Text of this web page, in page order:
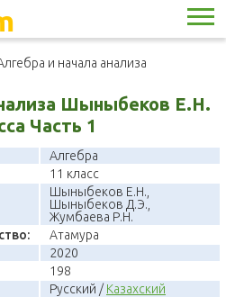
и начала анализа
Шыныбеков Е.Н.
Часть 1
Алгебра
11 класс
Шыныбеков Е.Н.,
Шыныбеков Д.Э.,
Жумбаева Р.Н.
Атамура
2020
198
Русский / Казахский